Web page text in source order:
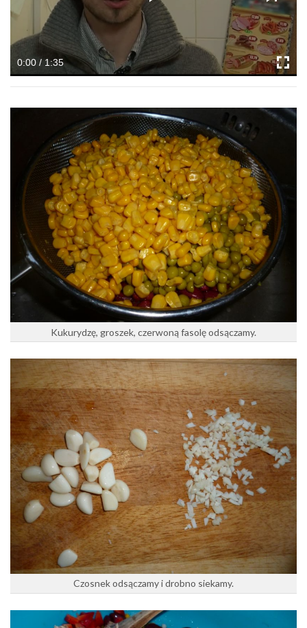
0:00 / 1:35
Kukurydzę, groszek, czerwoną fasolę odsączamy.
Czosnek odsączamy i drobno siekamy.